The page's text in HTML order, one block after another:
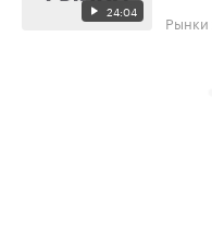
24:04 Рынки